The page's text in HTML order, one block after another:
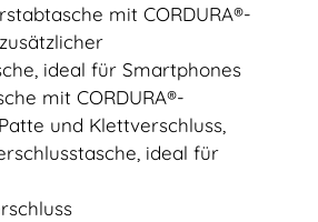
mit CORDURA®-
ideal für Smartphones
mit CORDURA®-
und Klettverschluss,
ideal für